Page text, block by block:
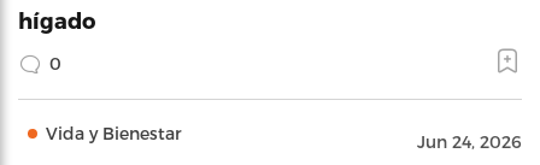
hígado
0
Vida y Bienestar Jun 24, 2026